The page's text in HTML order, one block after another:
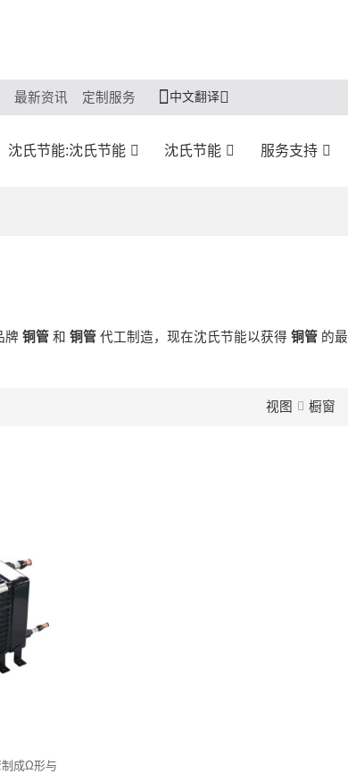
最新资讯 定制服务 中文翻译
沈氏节能:沈氏节能 沈氏节能 服务支持
牌 铜管 和 铜管 代工制造，现在沈氏节能以获得 铜管 的最
视图 橱窗
制成Ω形与